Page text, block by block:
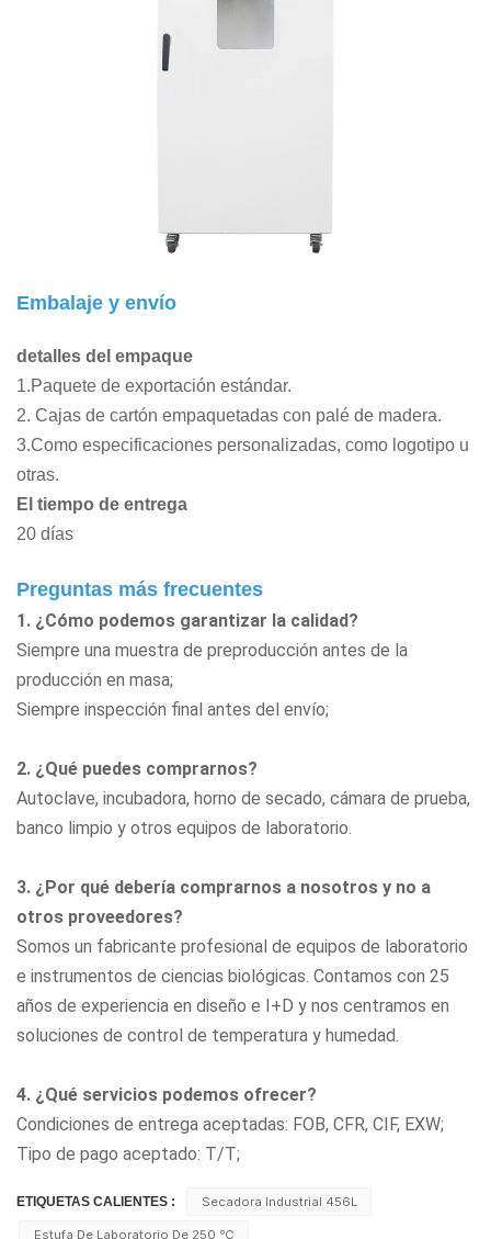
Embalaje y envío
detalles del empaque
1.Paquete de exportación estándar.
2. Cajas de cartón empaquetadas con palé de madera.
3.Como especificaciones personalizadas, como logotipo u
otras.
El tiempo de entrega
20 días
Preguntas más frecuentes
1. ¿Cómo podemos garantizar la calidad?
Siempre una muestra de preproducción antes de la
producción en masa;
Siempre inspección final antes del envío;
2. ¿Qué puedes comprarnos?
Autoclave, incubadora, horno de secado, cámara de prueba,
banco limpio y otros equipos de laboratorio.
3. ¿Por qué debería comprarnos a nosotros y no a
otros proveedores?
Somos un fabricante profesional de equipos de laboratorio
e instrumentos de ciencias biológicas. Contamos con 25
años de experiencia en diseño e I+D y nos centramos en
soluciones de control de temperatura y humedad.
4. ¿Qué servicios podemos ofrecer?
Condiciones de entrega aceptadas: FOB, CFR, CIF, EXW;
Tipo de pago aceptado: T/T;
ETIQUETAS CALIENTES : Secadora Industrial 456L
Estufa De Laboratorio De 250 ℃